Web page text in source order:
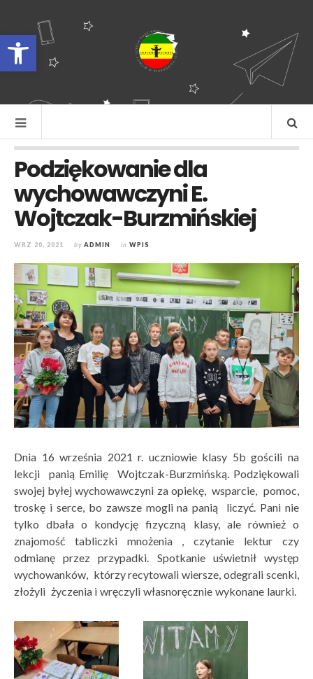
Otwórz pasek narzędzi
Podziękowanie dla
wychowawczyni E.
Wojtczak-Burzmińskiej
WRZ 20, 2021 by ADMIN in WPIS
Dnia 16 września 2021 r. uczniowie klasy 5b gościli na
lekcji panią Emilię Wojtczak-Burzmińską. Podziękowali
swojej byłej wychowawczyni za opiekę, wsparcie, pomoc,
troskę i serce, bo zawsze mogli na panią liczyć. Pani nie
tylko dbała o kondycję fizyczną klasy, ale również o
znajomość tabliczki mnożenia , czytanie lektur czy
odmianę przez przypadki. Spotkanie uświetnił występ
wychowanków, którzy recytowali wiersze, odegrali scenki,
złożyli życzenia i wręczyli własnoręcznie wykonane laurki.